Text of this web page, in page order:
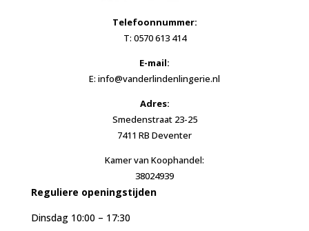
Telefoonnummer:
T: 0570 613 414
E-mail:
E: info@vanderlindenlingerie.nl
Adres:
Smedenstraat 23-25
7411 RB Deventer
Kamer van Koophandel:
38024939
Reguliere openingstijden
Dinsdag 10:00 – 17:30